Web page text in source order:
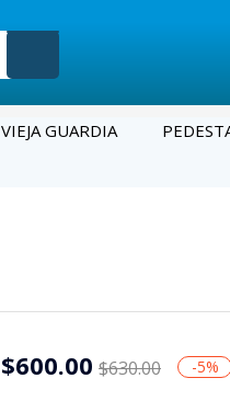
VIEJA GUARDIA
$600.00 $630.00 -5%